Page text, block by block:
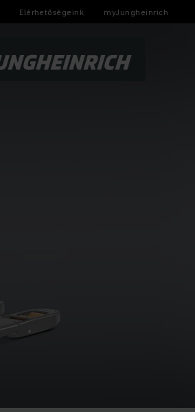
Elérhetőségeink myJungheinrich